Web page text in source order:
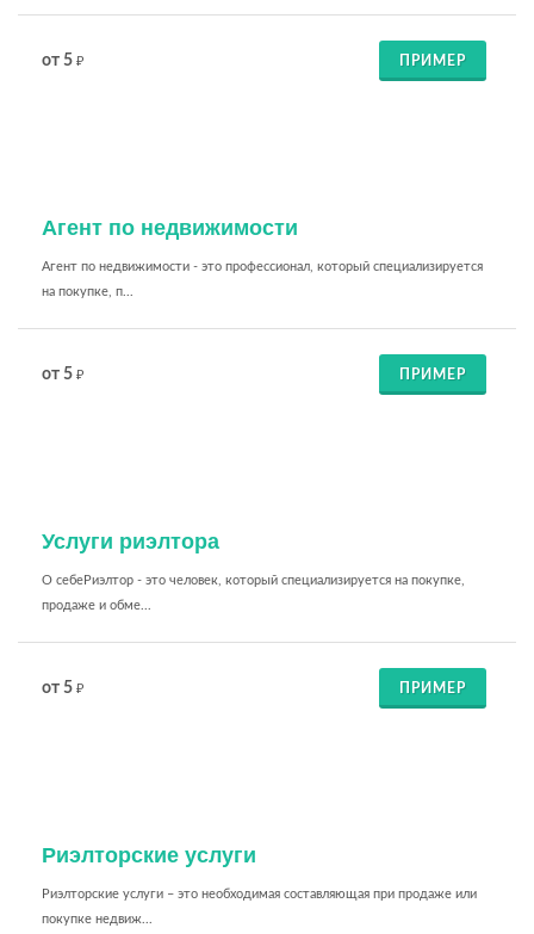
от 5 ₽ ПРИМЕР
Агент по недвижимости
Агент по недвижимости - это профессионал, который специализируется
на покупке, п...
от 5 ₽ ПРИМЕР
Услуги риэлтора
О себеРиэлтор - это человек, который специализируется на покупке,
продаже и обме...
от 5 ₽ ПРИМЕР
Риэлторские услуги
Риэлторские услуги – это необходимая составляющая при продаже или
покупке недвиж...